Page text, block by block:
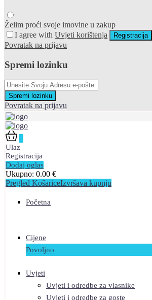
Želim proći svoje imovine u zakup
I agree with Uvjeti korištenja Registracija
Povratak na prijavu
Spremi lozinku
Spremi lozinku
Povratak na prijavu
Ulaz
Registracija
Dodaj oglas
Ukupno: 0.00 €
Pregled KošariceIzvršava kupnju
Početna
Cijene
Povoljno
Uvjeti
Uvjeti i odredbe za vlasnike
Uvjeti i odredbe za goste